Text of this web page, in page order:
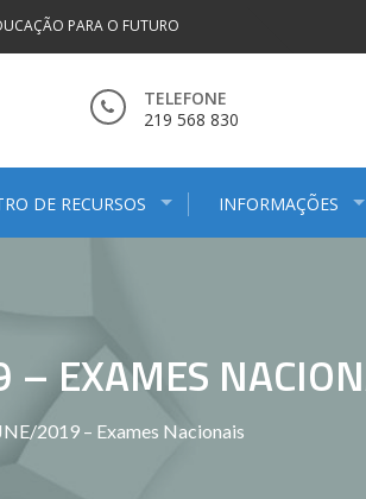
PARA O FUTURO
TELEFONE
219 568 830
DE RECURSOS INFORMAÇÕES
EXAMES
2019 – Exames Nacionais